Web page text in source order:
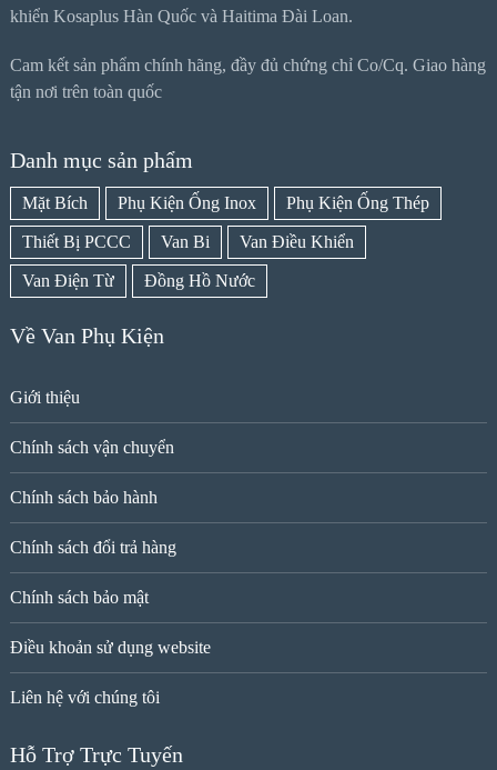
khiển Kosaplus Hàn Quốc và Haitima Đài Loan.
Cam kết sản phẩm chính hãng, đầy đủ chứng chỉ Co/Cq. Giao hàng
tận nơi trên toàn quốc
Danh mục sản phẩm
Mặt Bích Phụ Kiện Ống Inox Phụ Kiện Ống Thép
Thiết Bị PCCC Van Bi Van Điều Khiển
Van Điện Từ Đồng Hồ Nước
Về Van Phụ Kiện
Giới thiệu
Chính sách vận chuyển
Chính sách bảo hành
Chính sách đổi trả hàng
Chính sách bảo mật
Điều khoản sử dụng website
Liên hệ với chúng tôi
Hỗ Trợ Trực Tuyến